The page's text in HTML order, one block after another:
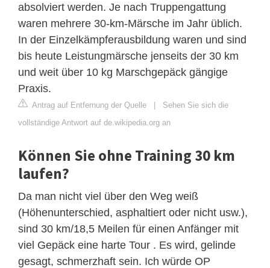
absolviert werden. Je nach Truppengattung
waren mehrere 30-km-Märsche im Jahr üblich.
In der Einzelkämpferausbildung waren und sind
bis heute Leistungmärsche jenseits der 30 km
und weit über 10 kg Marschgepäck gängige
Praxis.
Antrag auf Entfernung der Quelle | Sehen Sie sich die
vollständige Antwort auf de.wikipedia.org an
Können Sie ohne Training 30 km
laufen?
Da man nicht viel über den Weg weiß
(Höhenunterschied, asphaltiert oder nicht usw.),
sind 30 km/18,5 Meilen für einen Anfänger mit
viel Gepäck eine harte Tour . Es wird, gelinde
gesagt, schmerzhaft sein. Ich würde OP